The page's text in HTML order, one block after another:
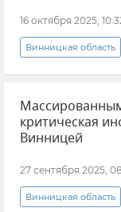
Чернигов
Винница
Хмельницкая область
16 октября 2025,
Винницкая область
Сумская область
Новости
Укрэнерго
критическая
Винницей
27 сентября 2025,
Винницкая область